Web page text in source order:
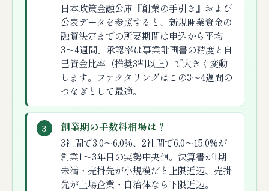
日本政策金融公庫『創業の手引き』および
公表データを参照すると、新規開業資金の
融資決定までの所要期間は申込から平均
3〜4週間。承認率は事業計画書の精度と自
己資金比率（推奨3割以上）で大きく変動
します。ファクタリングはこの3〜4週間の
つなぎとして最適。
3 創業期の手数料相場は？
3社間で3.0〜6.0%、2社間で6.0〜15.0%が
創業1〜3年目の実勢中央値。決算書が1期
未満・売掛先が小規模だと上限近辺、売掛
先が上場企業・自治体なら下限近辺。